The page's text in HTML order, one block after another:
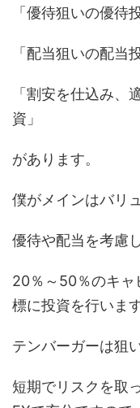
「優待狙いの優待
「配当狙いの配当
「割安を仕込み、
資」
があります。
僕がメインはバリ
優待や配当を考慮
20％～50％のキャ
標に投資を行います
テンバーガーは狙
短期でリスクを取